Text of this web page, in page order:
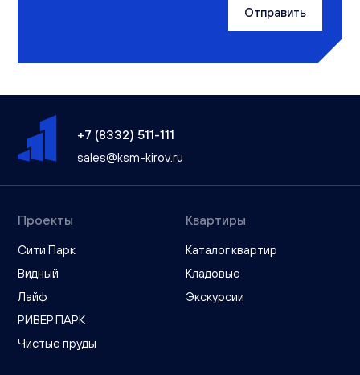
Отправить
+7 (8332) 511-111
sales@ksm-kirov.ru
Проекты
Сити Парк
Видный
Лайф
РИВЕР ПАРК
Чистые пруды
Квартиры
Каталог квартир
Кладовые
Экскурсии